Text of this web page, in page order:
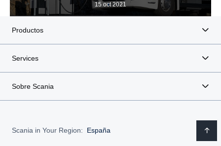
15 oct 2021
Productos
Services
Sobre Scania
Scania in Your Region: España